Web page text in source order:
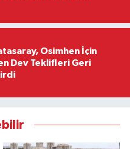
Osimhen İçin
Dev Teklifleri Geri